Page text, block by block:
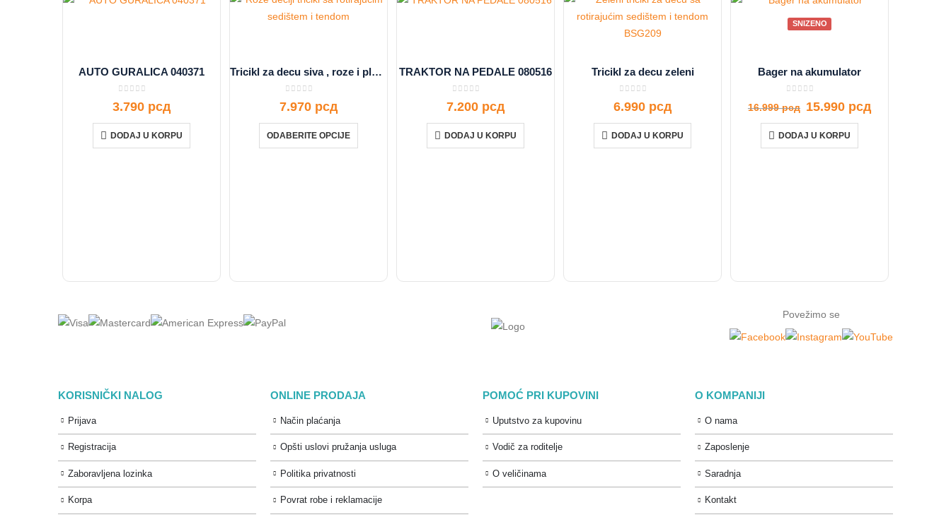
AUTO GURALICA 040371
3.790 рсд
DODAJ U KORPU
Tricikl za decu siva , roze i plava boja
7.970 рсд
ODABERITE OPCIJE
TRAKTOR NA PEDALE 080516
7.200 рсд
DODAJ U KORPU
Tricikl za decu zeleni
6.990 рсд
DODAJ U KORPU
SNIZENO
Bager na akumulator
16.999рсд 15.990 рсд
DODAJ U KORPU
Povežimo se
KORISNIČKI NALOG
Prijava
Registracija
Zaboravljena lozinka
Korpa
ONLINE PRODAJA
Način plaćanja
Opšti uslovi pružanja usluga
Politika privatnosti
Povrat robe i reklamacije
POMOĆ PRI KUPOVINI
Uputstvo za kupovinu
Vodič za roditelje
O veličinama
O KOMPANIJI
O nama
Zaposlenje
Saradnja
Kontakt